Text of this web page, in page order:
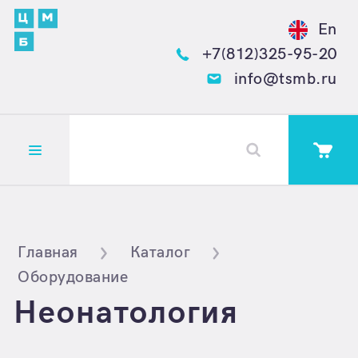
En
+7(812)325-95-20
info@tsmb.ru
Открыть меню
Главная
Каталог
Оборудование
Неонатология